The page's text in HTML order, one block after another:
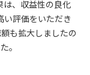
は、収益性の良化
評価をいただき
も拡大しましたの
。